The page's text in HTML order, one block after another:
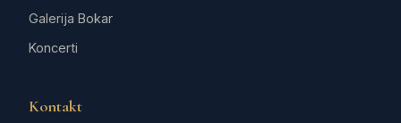
Galerija Bokar
Koncerti
Kontakt